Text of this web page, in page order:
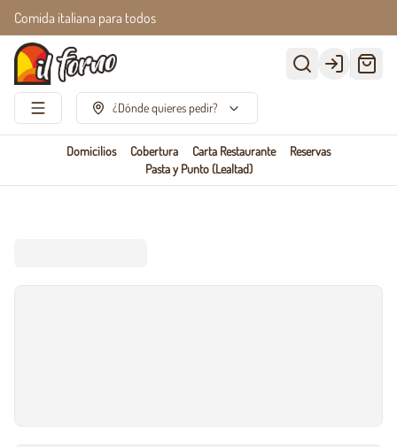
Comida italiana para todos
Login
¿Dónde quieres pedir?
Domicilios Cobertura Carta Restaurante
Reservas
Pasta y Punto (Lealtad)